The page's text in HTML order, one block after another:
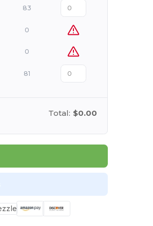
83
0
0
81
Total: $0.00